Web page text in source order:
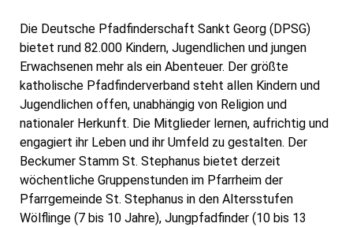
Die Deutsche Pfadfinderschaft Sankt Georg (DPSG)
bietet rund 82.000 Kindern, Jugendlichen und jungen
Erwachsenen mehr als ein Abenteuer. Der größte
katholische Pfadfinderverband steht allen Kindern und
Jugendlichen offen, unabhängig von Religion und
nationaler Herkunft. Die Mitglieder lernen, aufrichtig und
engagiert ihr Leben und ihr Umfeld zu gestalten. Der
Beckumer Stamm St. Stephanus bietet derzeit
wöchentliche Gruppenstunden im Pfarrheim der
Pfarrgemeinde St. Stephanus in den Altersstufen
Wölflinge (7 bis 10 Jahre), Jungpfadfinder (10 bis 13